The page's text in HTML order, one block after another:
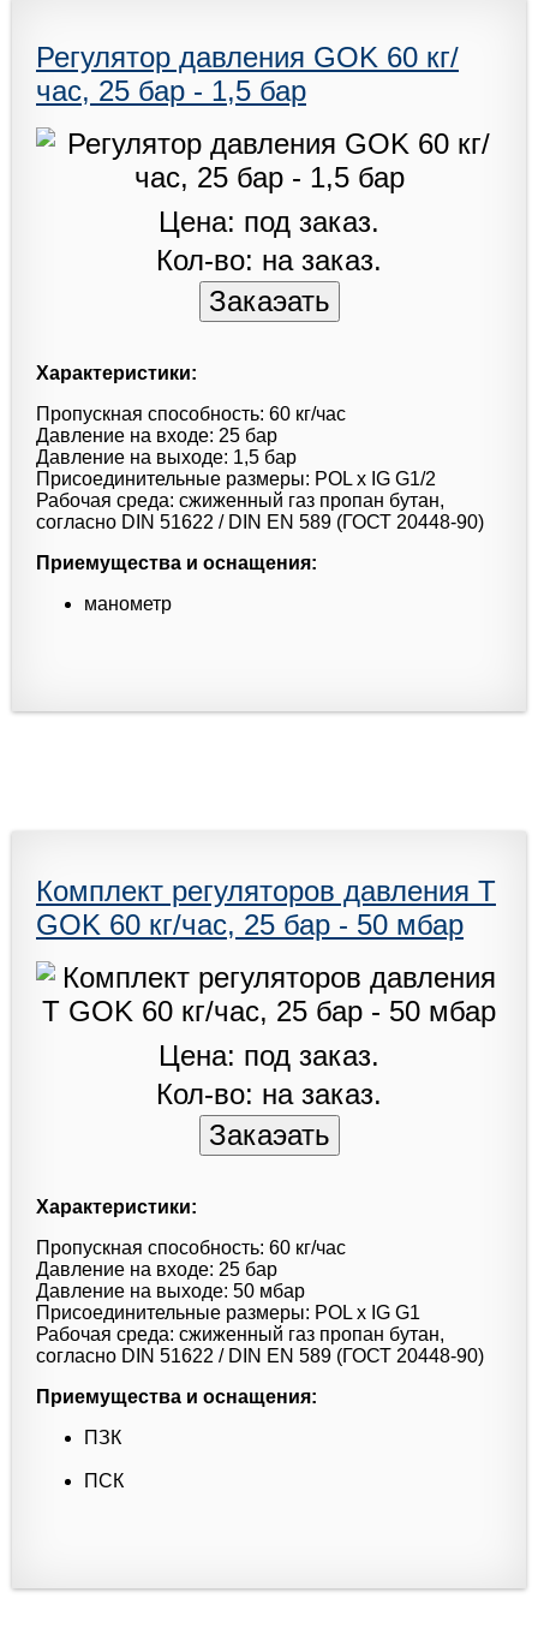
Регулятор давления GOK 60 кг/
час, 25 бар - 1,5 бар
Цена: под заказ.
Кол-во: на заказ.
Характеристики:
Пропускная способность: 60 кг/час
Давление на входе: 25 бар
Давление на выходе: 1,5 бар
Присоединительные размеры: POL x IG G1/2
Рабочая среда: сжиженный газ пропан бутан,
согласно DIN 51622 / DIN EN 589 (ГОСТ 20448-90)
Приемущества и оснащения:
манометр
Комплект регуляторов давления T
GOK 60 кг/час, 25 бар - 50 мбар
Цена: под заказ.
Кол-во: на заказ.
Характеристики:
Пропускная способность: 60 кг/час
Давление на входе: 25 бар
Давление на выходе: 50 мбар
Присоединительные размеры: POL x IG G1
Рабочая среда: сжиженный газ пропан бутан,
согласно DIN 51622 / DIN EN 589 (ГОСТ 20448-90)
Приемущества и оснащения:
ПЗК
ПСК